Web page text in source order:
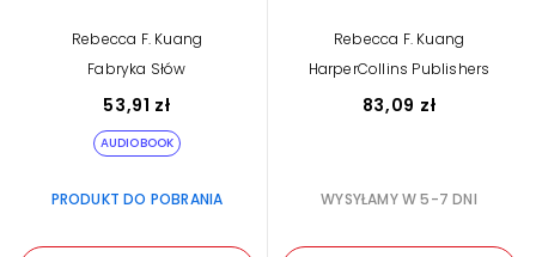
Rebecca F. Kuang
Fabryka Słów
53,91 zł
AUDIOBOOK
PRODUKT DO POBRANIA
Rebecca F. Kuang
HarperCollins Publishers
83,09 zł
WYSYŁAMY W 5-7 DNI